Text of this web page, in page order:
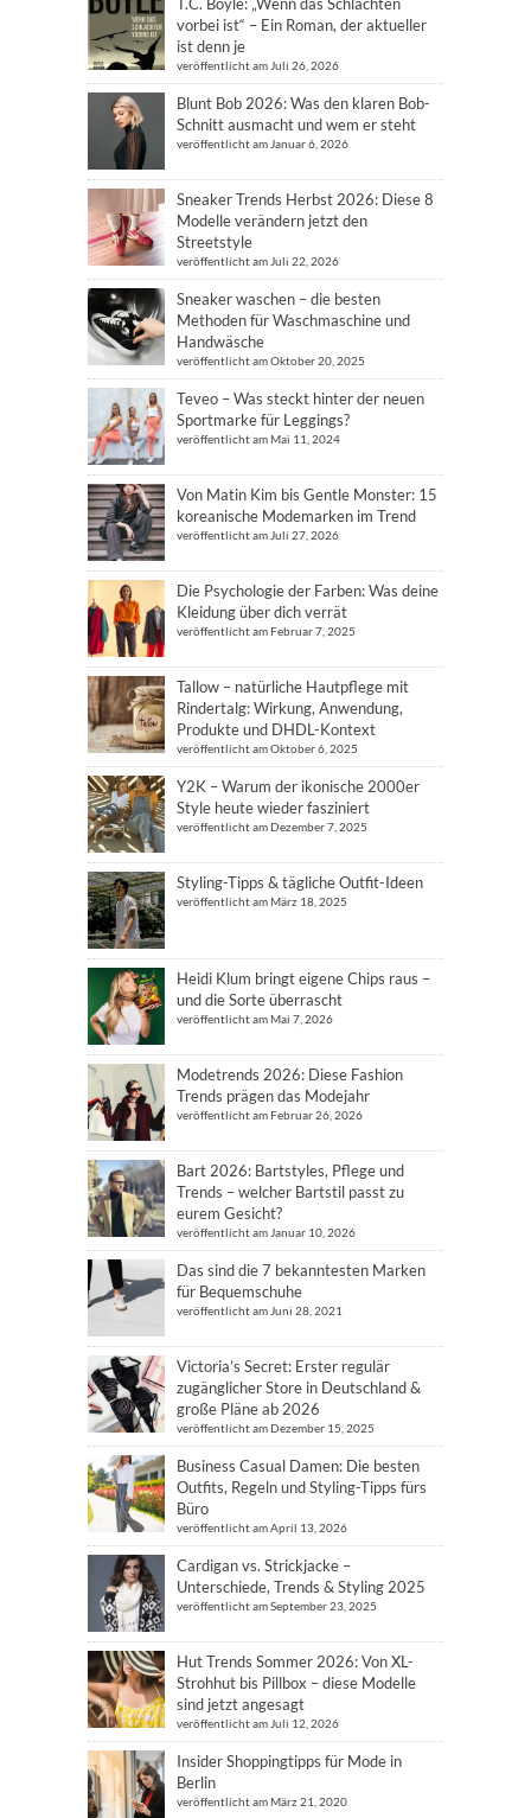
vorbei ist“ – Ein Roman, der aktueller
ist denn je
veröffentlicht am Juli 26, 2026
Blunt Bob 2026: Was den klaren Bob-
Schnitt ausmacht und wem er steht
veröffentlicht am Januar 6, 2026
Sneaker Trends Herbst 2026: Diese 8
Modelle verändern jetzt den
Streetstyle
veröffentlicht am Juli 22, 2026
Sneaker waschen – die besten
Methoden für Waschmaschine und
Handwäsche
veröffentlicht am Oktober 20, 2025
Teveo – Was steckt hinter der neuen
Sportmarke für Leggings?
veröffentlicht am Mai 11, 2024
Von Matin Kim bis Gentle Monster: 15
koreanische Modemarken im Trend
veröffentlicht am Juli 27, 2026
Die Psychologie der Farben: Was deine
Kleidung über dich verrät
veröffentlicht am Februar 7, 2025
Tallow – natürliche Hautpflege mit
Rindertalg: Wirkung, Anwendung,
Produkte und DHDL-Kontext
veröffentlicht am Oktober 6, 2025
Y2K – Warum der ikonische 2000er
Style heute wieder fasziniert
veröffentlicht am Dezember 7, 2025
Styling-Tipps & tägliche Outfit-Ideen
veröffentlicht am März 18, 2025
Heidi Klum bringt eigene Chips raus –
und die Sorte überrascht
veröffentlicht am Mai 7, 2026
Modetrends 2026: Diese Fashion
Trends prägen das Modejahr
veröffentlicht am Februar 26, 2026
Bart 2026: Bartstyles, Pflege und
Trends – welcher Bartstil passt zu
eurem Gesicht?
veröffentlicht am Januar 10, 2026
Das sind die 7 bekanntesten Marken
für Bequemschuhe
veröffentlicht am Juni 28, 2021
Victoria’s Secret: Erster regulär
zugänglicher Store in Deutschland &
große Pläne ab 2026
veröffentlicht am Dezember 15, 2025
Business Casual Damen: Die besten
Outfits, Regeln und Styling-Tipps fürs
Büro
veröffentlicht am April 13, 2026
Cardigan vs. Strickjacke –
Unterschiede, Trends & Styling 2025
veröffentlicht am September 23, 2025
Hut Trends Sommer 2026: Von XL-
Strohhut bis Pillbox – diese Modelle
sind jetzt angesagt
veröffentlicht am Juli 12, 2026
Insider Shoppingtipps für Mode in
Berlin
veröffentlicht am März 21, 2020